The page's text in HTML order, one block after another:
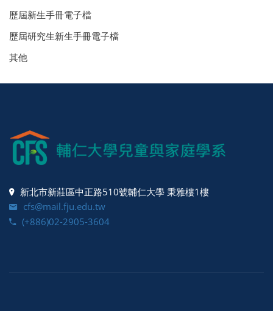
歷屆新生手冊電子檔
歷屆研究生新生手冊電子檔
其他
新北市新莊區中正路510號輔仁大學 秉雅樓1樓
cfs@mail.fju.edu.tw
(+886)02-2905-3604